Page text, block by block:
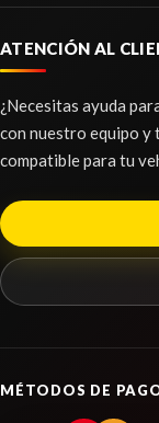
LUNA
LUNA
Ref:
BARRA
ATENCIÓN AL
¿Necesitas ayuda
con nuestro equipo y
compatible para tu
MÉTODOS DE